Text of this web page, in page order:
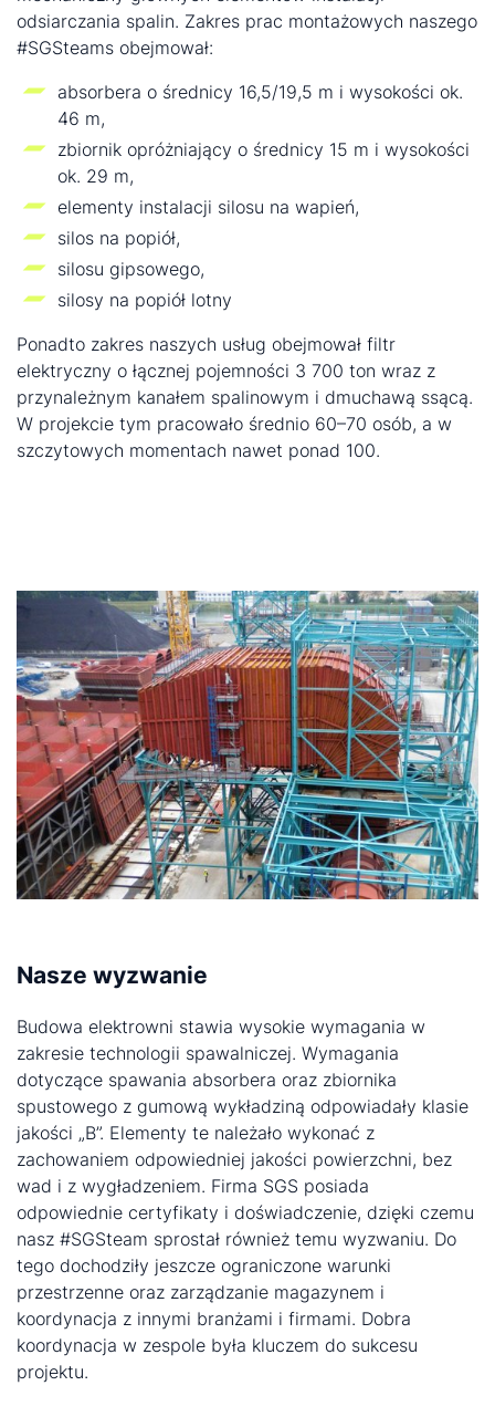
odsiarczania spalin. Zakres prac montażowych naszego
#SGSteams obejmował:
absorbera o średnicy 16,5/19,5 m i wysokości ok.
46 m,
zbiornik opróżniający o średnicy 15 m i wysokości
ok. 29 m,
elementy instalacji silosu na wapień,
silos na popiół,
silosu gipsowego,
silosy na popiół lotny
Ponadto zakres naszych usług obejmował filtr
elektryczny o łącznej pojemności 3 700 ton wraz z
przynależnym kanałem spalinowym i dmuchawą ssącą.
W projekcie tym pracowało średnio 60–70 osób, a w
szczytowych momentach nawet ponad 100.
Nasze wyzwanie
Budowa elektrowni stawia wysokie wymagania w
zakresie technologii spawalniczej. Wymagania
dotyczące spawania absorbera oraz zbiornika
spustowego z gumową wykładziną odpowiadały klasie
jakości „B”. Elementy te należało wykonać z
zachowaniem odpowiedniej jakości powierzchni, bez
wad i z wygładzeniem. Firma SGS posiada
odpowiednie certyfikaty i doświadczenie, dzięki czemu
nasz #SGSteam sprostał również temu wyzwaniu. Do
tego dochodziły jeszcze ograniczone warunki
przestrzenne oraz zarządzanie magazynem i
koordynacja z innymi branżami i firmami. Dobra
koordynacja w zespole była kluczem do sukcesu
projektu.